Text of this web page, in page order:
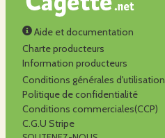
Aide et documentation
Charte producteurs
Information producteurs
Conditions générales d'utilisation
Politique de confidentialité
Conditions commerciales(CCP)
C.G.U Stripe